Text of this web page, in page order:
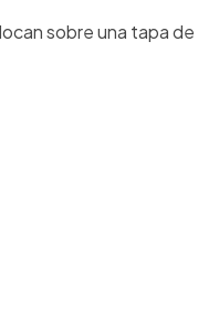
sobre una tapa de